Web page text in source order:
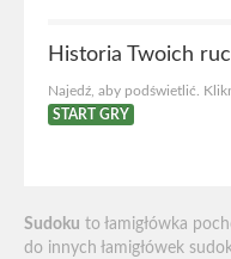
Historia Twoich
Najedź, aby podświetlić.
START GRY
Sudoku to łamigłówka
do innych łamigłówek